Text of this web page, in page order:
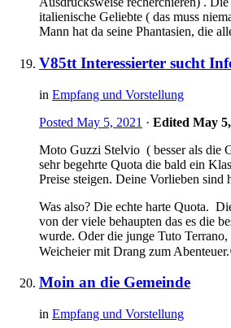
italienische Geliebte ( das muss
Mann hat da seine Phantasien, die
V85tt Interessierter sucht
in Empfang und Vorstellung
Posted May 5, 2021 · Edited May
Moto Guzzi Stelvio ( besser als die
sehr begehrte Quota die bald ein
Preise steigen. Deine Vorlieben sind
Was also? Die echte harte Quota.
von der viele behaupten das es die
wurde. Oder die junge Tuto Terrano,
Weicheier mit Drang zum Abenteuer.
Moin an die Gemeinde
in Empfang und Vorstellung